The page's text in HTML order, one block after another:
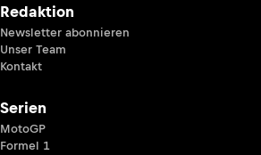
Redaktion
Newsletter abonnieren
Unser Team
Kontakt
Serien
MotoGP
Formel 1